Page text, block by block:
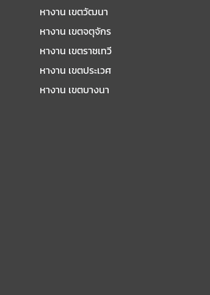
หางาน เขตวัฒนา
หางาน เขตจตุจักร
หางาน เขตราชเทวี
หางาน เขตประเวศ
หางาน เขตบางนา